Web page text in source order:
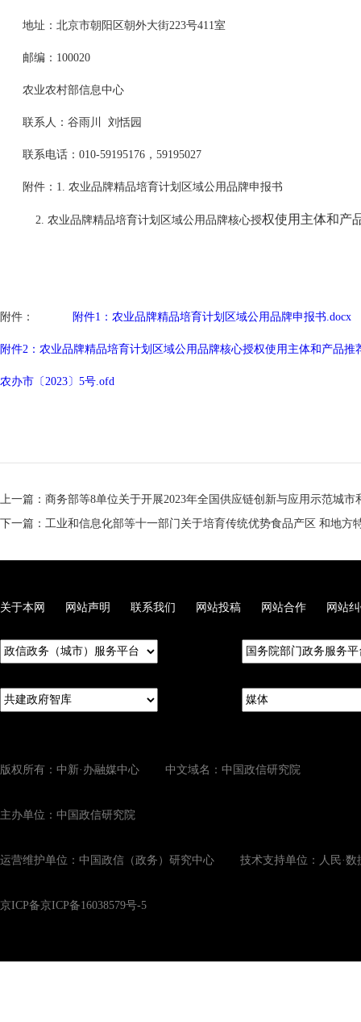
地址：北京市朝阳区朝外大街223号411室
邮编： 100020
农业农村部信息中心
联系人：谷雨川 刘恬园
联系电话： 010-59195176 ， 59195027
附件： 1. 农业品牌精品培育计划区域公用品牌申报书
2. 农业品牌精品培育计划区域公用品牌核心授权使用主体和产
附件： 附件1：农业品牌精品培育计划区域公用品牌申报书.docx
附件2：农业品牌精品培育计划区域公用品牌核心授权使用主体和产品推
农办市〔2023〕5号.ofd
上一篇：商务部等8单位关于开展2023年全国供应链创新与应用示范城
下一篇：工业和信息化部等十一部门关于培育传统优势食品产区 和地方
关于本网 网站声明 联系我们 网站投稿 网站合作 网站
版权所有：中新·办融媒中心 中文域名：中国政信研究院
主办单位：中国政信研究院
运营维护单位：中国政信（政务）研究中心 技术支持单位：人民·数
京ICP备京ICP备16038579号-5